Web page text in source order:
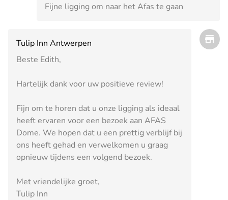
Fijne ligging om naar het Afas te gaan
Tulip Inn Antwerpen
Beste Edith,
Hartelijk dank voor uw positieve review!
Fijn om te horen dat u onze ligging als ideaal
heeft ervaren voor een bezoek aan AFAS
Dome. We hopen dat u een prettig verblijf bij
ons heeft gehad en verwelkomen u graag
opnieuw tijdens een volgend bezoek.
Met vriendelijke groet,
Tulip Inn